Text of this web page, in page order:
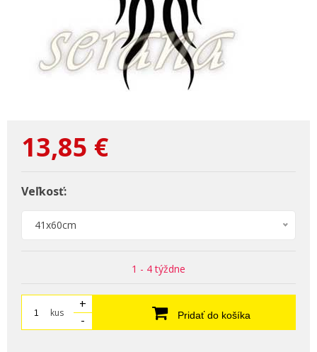
13,85 €
Veľkosť:
41x60cm
1 - 4 týždne
kus
+
-
Pridať do košíka